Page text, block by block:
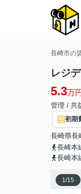
長崎市の
レジ
5.3万円
管理 / 共
初期
長崎県長
長崎本
長崎本
1/15